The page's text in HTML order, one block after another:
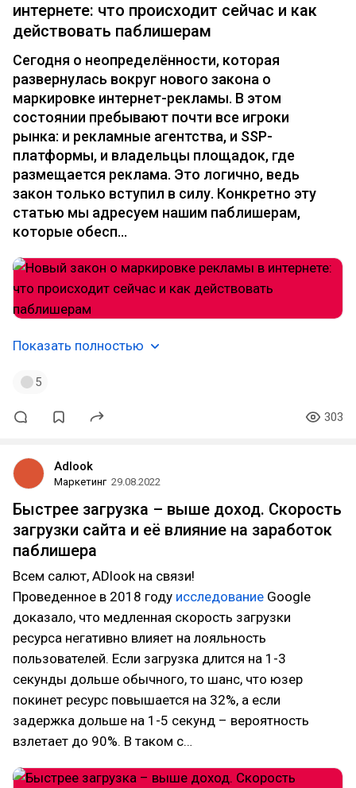
интернете: что происходит сейчас и как
действовать паблишерам
Сегодня о неопределённости, которая
развернулась вокруг нового закона о
маркировке интернет-рекламы. В этом
состоянии пребывают почти все игроки
рынка: и рекламные агентства, и SSP-
платформы, и владельцы площадок, где
размещается реклама. Это логично, ведь
закон только вступил в силу. Конкретно эту
статью мы адресуем нашим паблишерам,
которые обесп…
Показать полностью
5
303
Adlook
Маркетинг 29.08.2022
Быстрее загрузка – выше доход. Скорость
загрузки сайта и её влияние на заработок
паблишера
Всем салют, ADlook на связи!
Проведенное в 2018 году исследование Google
доказало, что медленная скорость загрузки
ресурса негативно влияет на лояльность
пользователей. Если загрузка длится на 1-3
секунды дольше обычного, то шанс, что юзер
покинет ресурс повышается на 32%, а если
задержка дольше на 1-5 секунд – вероятность
взлетает до 90%. В таком с…